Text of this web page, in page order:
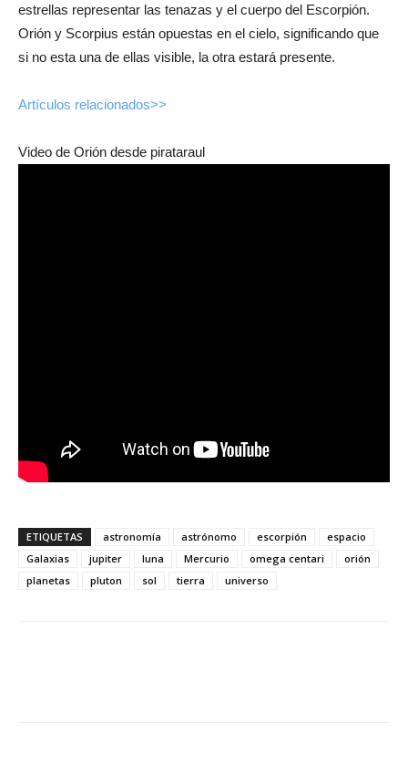
estrellas representar las tenazas y el cuerpo del Escorpión.
Orión y Scorpius están opuestas en el cielo, significando que
si no esta una de ellas visible, la otra estará presente.
Artículos relacionados>>
Video de Orión desde pirataraul
ETIQUETAS astronomía astrónomo escorpión
espacio
Galaxias
jupiter luna Mercurio omega centari
orión
planetas
pluton sol tierra universo